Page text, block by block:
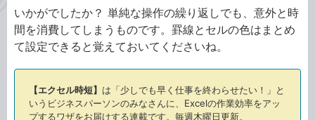
いかがでしたか？ 単純な操作の繰り返しでも、意外と時
間を消費してしまうものです。罫線とセルの色はまとめ
て設定できると覚えておいてくださいね。
【エクセル時短】 は「少しでも早く仕事を終わらせたい！」と
いうビジネスパーソンのみなさんに、Excelの作業効率をアッ
プするワザをお届けする連載です。毎週木曜日更新。